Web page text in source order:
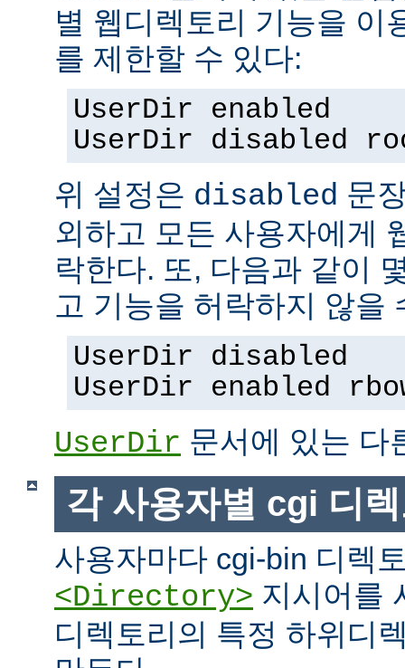
별 웹디렉토리 기능을 이
를 제한할 수 있다:
UserDir enabled
UserDir disabled
위 설정은 disabled 문
외하고 모든 사용자에게
락한다. 또, 다음과 같이
고 기능을 허락하지 않을
UserDir disabled
UserDir enabled
UserDir 문서에 있는 다
각 사용자별 cgi 디
사용자마다 cgi-bin 디렉
<Directory> 지시어를
디렉토리의 특정 하위디